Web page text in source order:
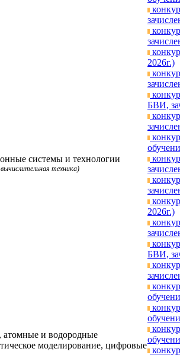
2026г.)
системы и технологии
техника)
БВИ,
2026г.)
и водородные
моделирование, цифровые
БВИ,